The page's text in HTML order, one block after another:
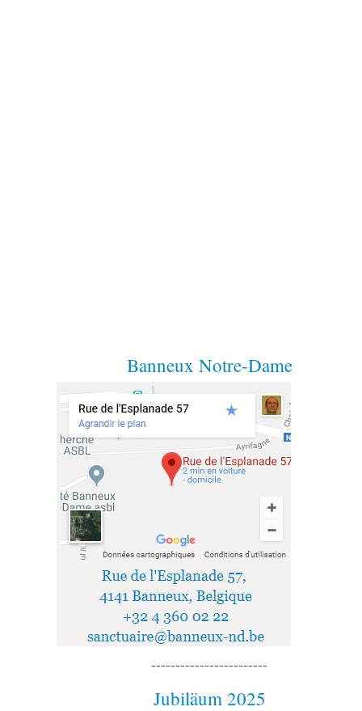
Banneux Notre-Dame
------------------------
Jubiläum 2025